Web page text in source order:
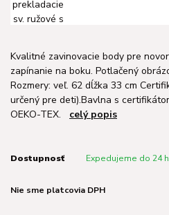
Kvalitné zavinovacie body pre
zapínanie na boku. Potlačený
Rozmery: veľ. 62 dĺžka 33 cm
určený pre deti).Bavlna s
OEKO-TEX. celý popis
Dostupnosť Expedujeme do 24
Nie sme platcovia DPH